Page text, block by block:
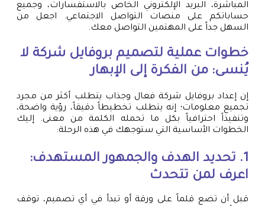
المباشرة، البريد الإلكتروني الخاص بالاستفسارات، وجميع
حساباتكم على منصات التواصل الاجتماعي. اجعل من
السهل جداً على المهتمين التواصل معك.
خطوات عملية لتصميم بروفايل شركة لا
يُنسى: من الفكرة إلى الإبهار
إن إعداد بروفايل شركة فعال وجذاب يتطلب أكثر من مجرد
تجميع معلومات؛ إنه يتطلب تخطيطاً دقيقاً، رؤية واضحة،
وتنفيذاً احترافياً بكل ما تحمله الكلمة من معنى. إليك
الخطوات الأساسية التي ستوجهك في هذه الرحلة:
1. تحديد الهدف والجمهور المستهدف:
اعرف لمن تتحدث
قبل أن تضع قلماً على ورقة أو تبدأ في أي تصميم، توقف